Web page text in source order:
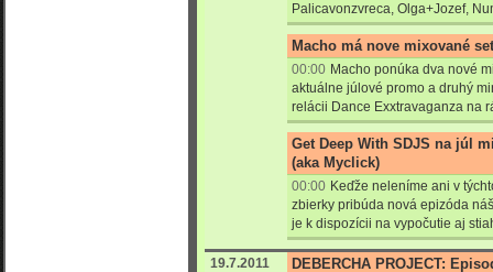
Palicavonzvreca, Olga+Jozef,
Macho má nove mixované
00:00 Macho ponúka dva nové
aktuálne júlové promo a druhý
relácii Dance Exxtravaganza na
Get Deep With SDJS na júl
(aka Myclick)
00:00 Keďže neleníme ani v
zbierky pribúda nová epizóda
je k dispozícii na vypočutie aj
19.7.2011
DEBERCHA PROJECT: